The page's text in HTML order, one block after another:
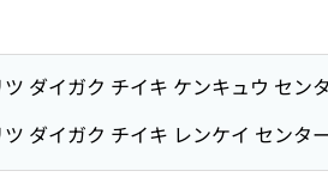
ダイガク チイキ ケンキュウ セン
ダイガク チイキ レンケイ センタ